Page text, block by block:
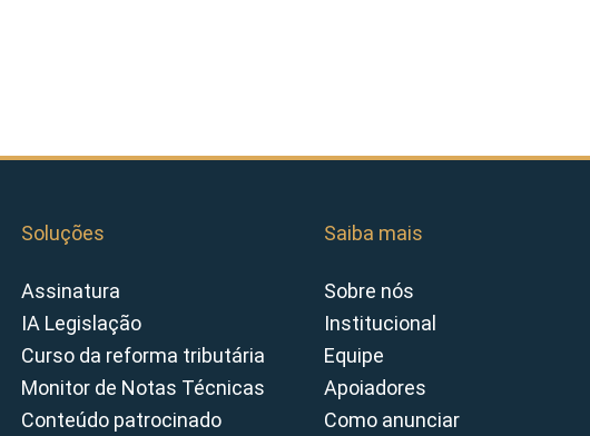
Soluções
Assinatura
IA Legislação
Curso da reforma tributária
Monitor de Notas Técnicas
Conteúdo patrocinado
Saiba mais
Sobre nós
Institucional
Equipe
Apoiadores
Como anunciar